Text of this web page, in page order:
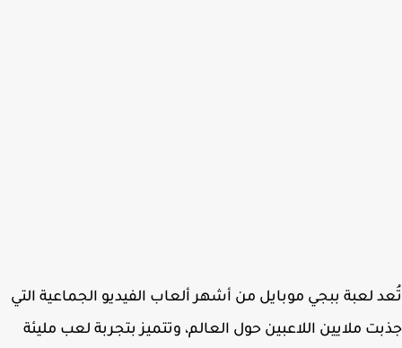
لعبة ببجي موبايل من أشهر ألعاب الفيديو الجماعية التي
ملايين اللاعبين حول العالم، وتتميز بتجربة لعب مليئة